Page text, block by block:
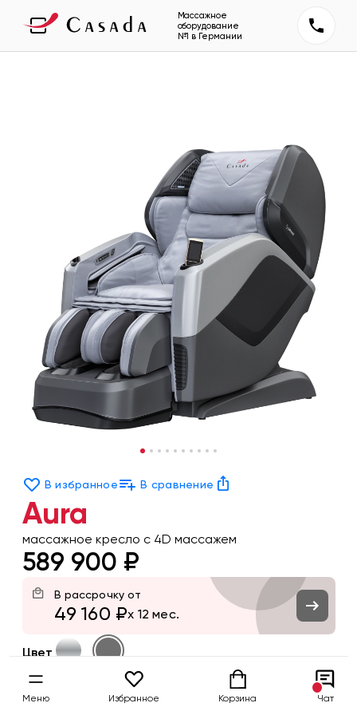
Массажное
оборудование
№1 в Германии
В избранное В сравнение
Aura
массажное кресло с 4D массажем
589 900 ₽
В рассрочку от
49 160 ₽x 12 мес.
Цвет
Меню Избранное Корзина Чат